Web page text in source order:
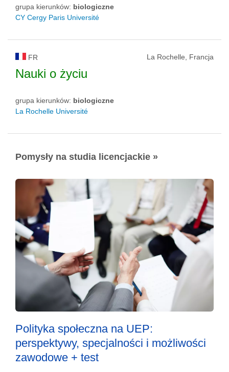
grupa kierunków: biologiczne
CY Cergy Paris Université
FR La Rochelle, Francja
Nauki o życiu
grupa kierunków: biologiczne
La Rochelle Université
Pomysły na studia licencjackie »
Polityka społeczna na UEP:
perspektywy, specjalności i możliwości
zawodowe + test